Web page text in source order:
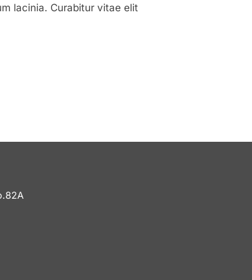
lacinia. Curabitur vitae elit
LOOKS LIKE”